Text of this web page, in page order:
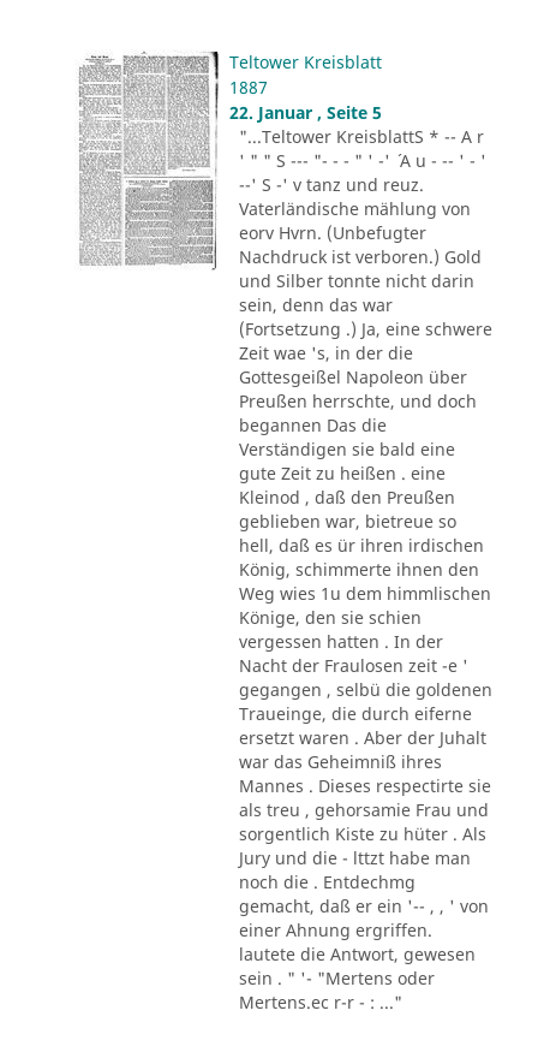
Teltower Kreisblatt
1887
22. Januar , Seite 5
"...Teltower KreisblattS * -- A r
' " " S --- "- - - " ' -' ´ A u - -- ' - '
--' S -' v tanz und reuz.
Vaterländische mählung von
eorv Hvrn. (Unbefugter
Nachdruck ist verboren.) Gold
und Silber tonnte nicht darin
sein, denn das war
(Fortsetzung .) Ja, eine schwere
Zeit wae 's, in der die
Gottesgeißel Napoleon über
Preußen herrschte, und doch
begannen Das die
Verständigen sie bald eine
gute Zeit zu heißen . eine
Kleinod , daß den Preußen
geblieben war, bietreue so
hell, daß es ür ihren irdischen
König, schimmerte ihnen den
Weg wies 1u dem himmlischen
Könige, den sie schien
vergessen hatten . In der
Nacht der Fraulosen zeit -e '
gegangen , selbü die goldenen
Traueinge, die durch eiferne
ersetzt waren . Aber der Juhalt
war das Geheimniß ihres
Mannes . Dieses respectirte sie
als treu , gehorsamie Frau und
sorgentlich Kiste zu hüter . Als
Jury und die - lttzt habe man
noch die . Entdechmg
gemacht, daß er ein '-- , , ' von
einer Ahnung ergriffen.
lautete die Antwort, gewesen
sein . " '- "Mertens oder
Mertens.ec r-r - : ..."